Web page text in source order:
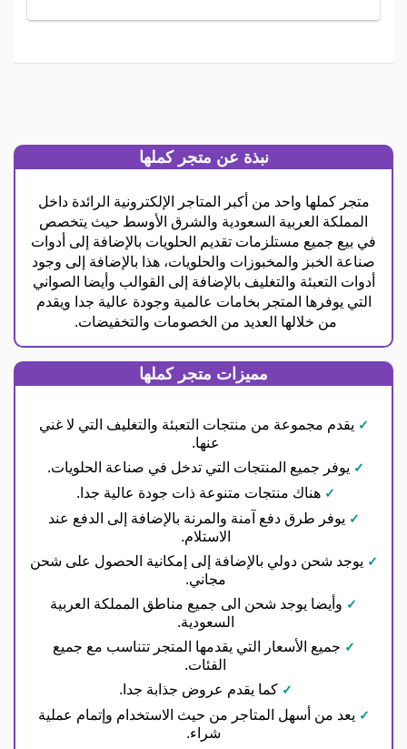
نبذة عن متجر كملها
متجر كملها واحد من أكبر المتاجر الإلكترونية الرائدة داخل
المملكة العربية السعودية والشرق الأوسط حيث يتخصص
في بيع جميع مستلزمات تقديم الحلويات بالإضافة إلى أدوات
صناعة الخبز والمخبوزات والحلويات، هذا بالإضافة إلى وجود
أدوات التعبئة والتغليف بالإضافة إلى القوالب وأيضا الصواني
التي يوفرها المتجر بخامات عالمية وجودة عالية جدا ويقدم
من خلالها العديد من الخصومات والتخفيضات.
مميزات متجر كملها
يقدم مجموعة من منتجات التعبئة والتغليف التي لا غني
عنها.
يوفر جميع المنتجات التي تدخل في صناعة الحلويات.
هناك منتجات متنوعة ذات جودة عالية جدا.
يوفر طرق دفع آمنة والمرنة بالإضافة إلى الدفع عند
الاستلام.
يوجد شحن دولي بالإضافة إلى إمكانية الحصول على شحن
مجاني.
وأيضا يوجد شحن الى جميع مناطق المملكة العربية
السعودية.
جميع الأسعار التي يقدمها المتجر تتناسب مع جميع
الفئات.
كما يقدم عروض جذابة جدا.
يعد من أسهل المتاجر من حيث الاستخدام وإتمام عملية
شراء.